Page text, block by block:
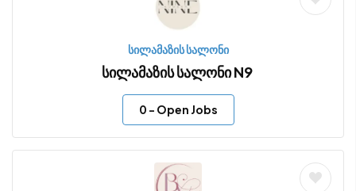
სილამაზის სალონი
სილამაზის სალონი N9
0 - Open Jobs